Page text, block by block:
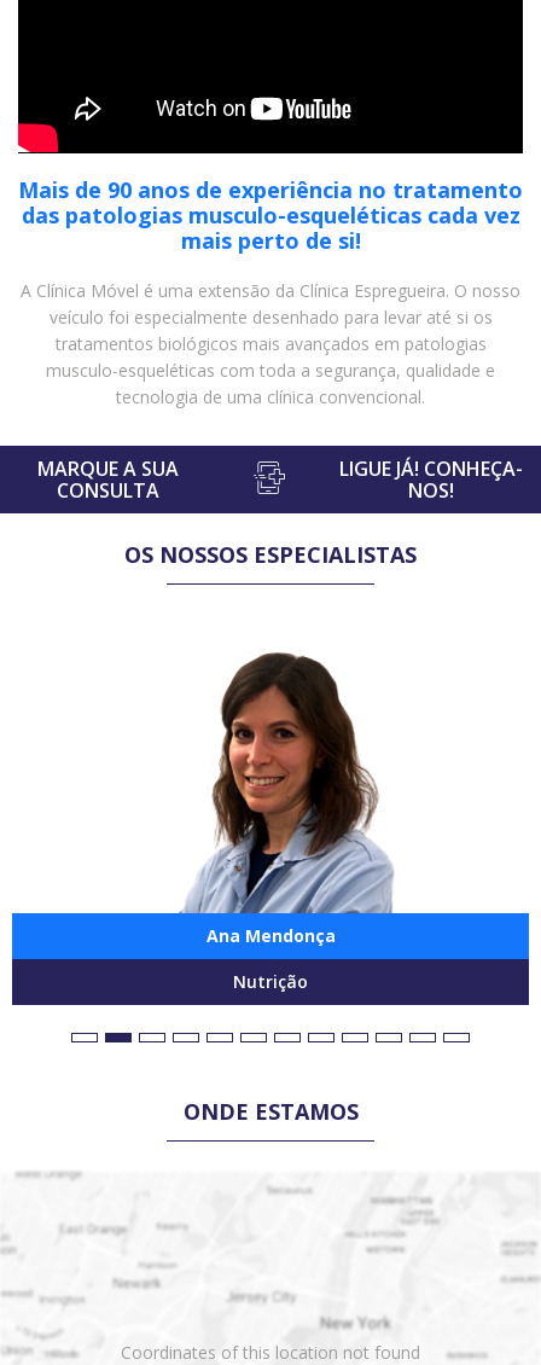
Mais de 90 anos de experiência no tratamento
das patologias musculo-esqueléticas cada vez
mais perto de si!
A Clínica Móvel é uma extensão da Clínica Espregueira. O nosso
veículo foi especialmente desenhado para levar até si os
tratamentos biológicos mais avançados em patologias
musculo-esqueléticas com toda a segurança, qualidade e
tecnologia de uma clínica convencional.
MARQUE A SUA
CONSULTA
LIGUE JÁ! CONHEÇA-
NOS!
OS NOSSOS ESPECIALISTAS
Ana Mendonça
Nutrição
3 4 5 6 7 8 9 10 11 12
ONDE ESTAMOS
Coordinates of this location not found